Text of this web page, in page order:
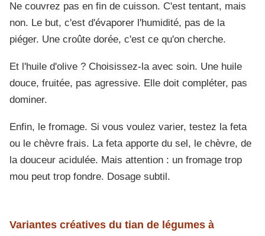
Ne couvrez pas en fin de cuisson. C'est tentant, mais
non. Le but, c'est d'évaporer l'humidité, pas de la
piéger. Une croûte dorée, c'est ce qu'on cherche.
Et l'huile d'olive ? Choisissez-la avec soin. Une huile
douce, fruitée, pas agressive. Elle doit compléter, pas
dominer.
Enfin, le fromage. Si vous voulez varier, testez la feta
ou le chèvre frais. La feta apporte du sel, le chèvre, de
la douceur acidulée. Mais attention : un fromage trop
mou peut trop fondre. Dosage subtil.
Variantes créatives du tian de légumes à